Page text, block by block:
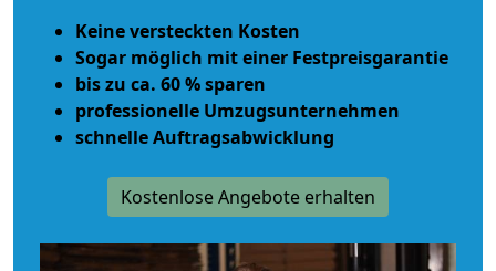
Keine versteckten Kosten
Sogar möglich mit einer Festpreisgarantie
bis zu ca. 60 % sparen
professionelle Umzugsunternehmen
schnelle Auftragsabwicklung
Kostenlose Angebote erhalten